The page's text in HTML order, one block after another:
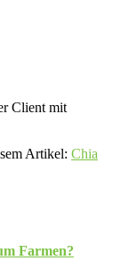
Client mit
Artikel: Chia
Farmen?